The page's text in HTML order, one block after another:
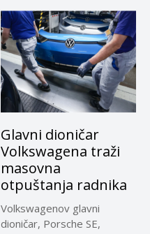
Glavni dioničar
Volkswagena traži
masovna
otpuštanja radnika
Volkswagenov glavni
dioničar, Porsche SE,